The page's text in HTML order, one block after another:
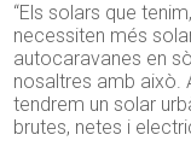
“Els solars que
necessiten més
autocaravanes en
nosaltres amb això.
tendrem un solar
brutes, netes i